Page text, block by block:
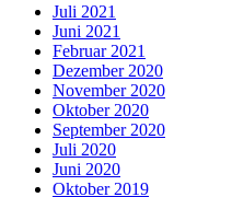
Juli 2021
Juni 2021
Februar 2021
Dezember 2020
November 2020
Oktober 2020
September 2020
Juli 2020
Juni 2020
Oktober 2019